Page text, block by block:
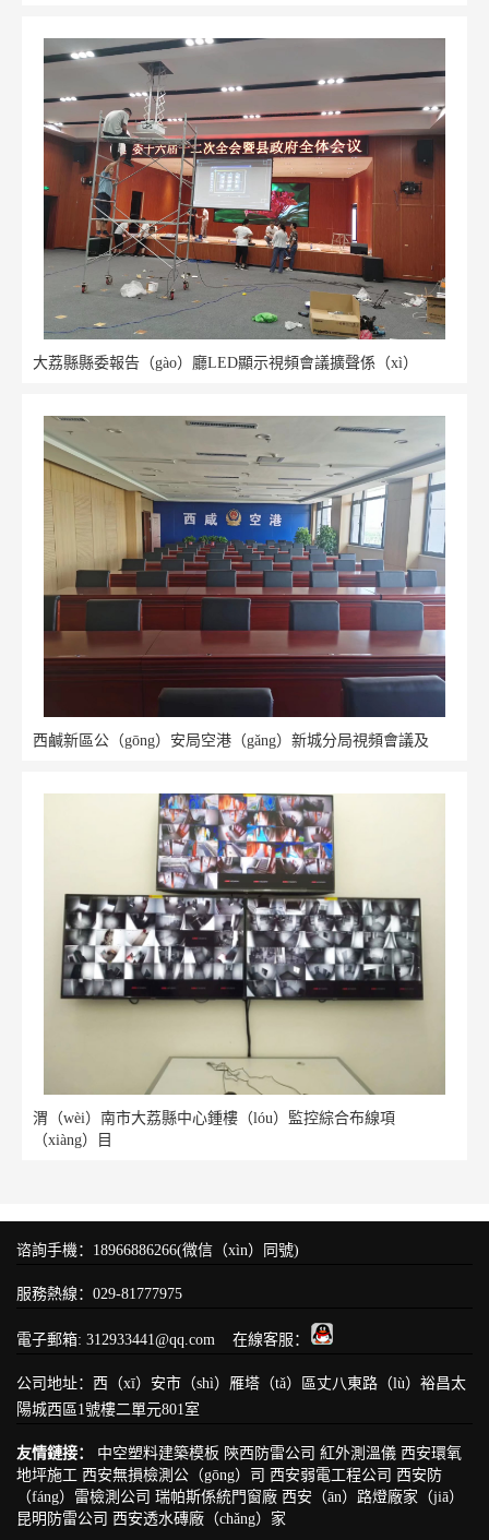
大荔縣縣委報告（gào）廳LED顯示視頻會議擴聲係（xì）
西鹹新區公（gōng）安局空港（gǎng）新城分局視頻會議及
渭（wèi）南市大荔縣中心鍾樓（lóu）監控綜合布線項
（xiàng）目
谘詢手機：18966886266(微信（xìn）同號)
服務熱線：029-81777975
電子郵箱: 312933441@qq.com 在線客服：
公司地址：西（xī）安市（shì）雁塔（tǎ）區丈八東路（lù）裕昌太
陽城西區1號樓二單元801室
友情鏈接： 中空塑料建築模板 陝西防雷公司 紅外測溫儀 西安環氧
地坪施工 西安無損檢測公（gōng）司 西安弱電工程公司 西安防
（fáng）雷檢測公司 瑞帕斯係統門窗廠 西安（ān）路燈廠家（jiā）
昆明防雷公司 西安透水磚廠（chǎng）家